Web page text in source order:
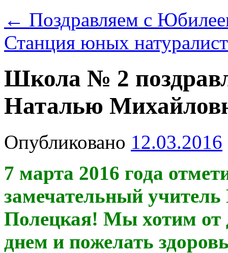
← Поздравляем с
Станция юных
Школа № 2
Наталью
Опубликовано 12.03.2016
7 марта 2016 года
замечательный
Полецкая! Мы хотим от
днем и пожелать